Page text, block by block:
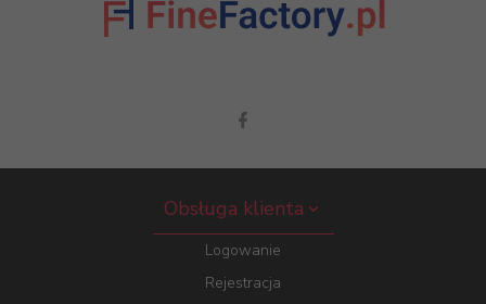
Obsługa klienta
Logowanie
Rejestracja